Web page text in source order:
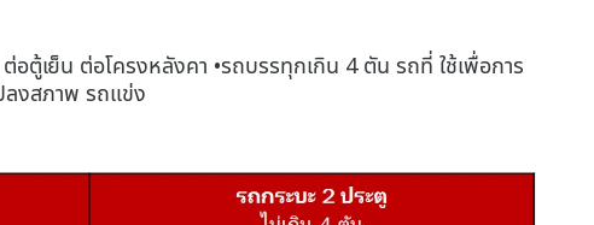
อตู้เย็น ต่อโครงหลังคา •รถบรรทุกเกิน 4 ตัน รถที่ ใช้เพื่อการ
งสภาพ รถแข่ง